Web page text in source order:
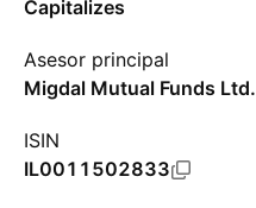
Capitalizes
Asesor principal
Migdal Mutual Funds Ltd.
ISIN
IL0011502833